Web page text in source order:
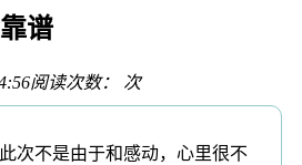
谱
阅读次数： 次
不是由于和感动，心里很不